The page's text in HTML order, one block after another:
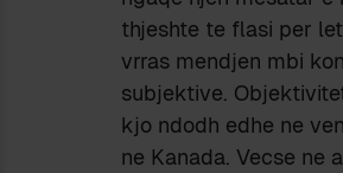
thjeshte te flasi per
vrras mendjen mbi
subjektive.
kjo ndodh edhe ne
ne Kanada. Vecse ne